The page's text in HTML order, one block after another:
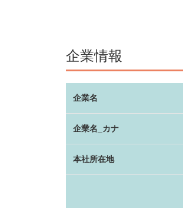
企業情報
企業名
企業名_カナ
本社所在地